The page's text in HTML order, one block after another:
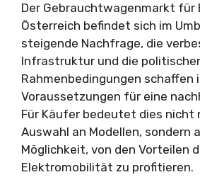
Der Gebrauchtwagenmarkt für
Österreich befindet sich im
steigende Nachfrage, die
Infrastruktur und die
Rahmenbedingungen schaffen
Voraussetzungen für eine
Für Käufer bedeutet dies nicht
Auswahl an Modellen, sondern
Möglichkeit, von den Vorteilen
Elektromobilität zu profitieren.